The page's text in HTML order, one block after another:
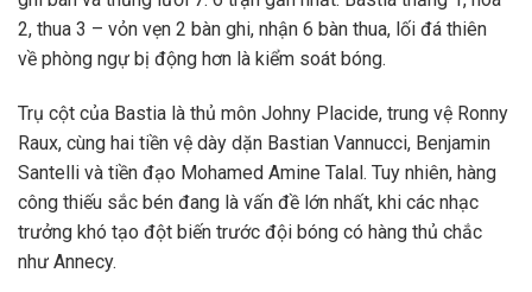
2, thua 3 – vỏn vẹn 2 bàn ghi, nhận 6 bàn thua, lối đá thiên
về phòng ngự bị động hơn là kiểm soát bóng.
Trụ cột của Bastia là thủ môn Johny Placide, trung vệ Ronny
Raux, cùng hai tiền vệ dày dặn Bastian Vannucci, Benjamin
Santelli và tiền đạo Mohamed Amine Talal. Tuy nhiên, hàng
công thiếu sắc bén đang là vấn đề lớn nhất, khi các nhạc
trưởng khó tạo đột biến trước đội bóng có hàng thủ chắc
như Annecy.